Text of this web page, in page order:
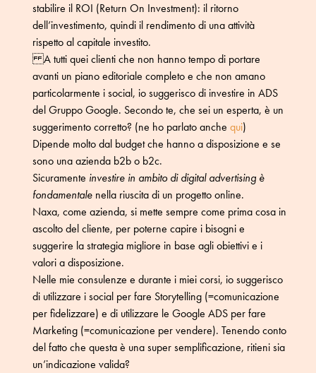
stabilire il ROI (Return On Investment): il ritorno
dell’investimento, quindi il rendimento di una attività
rispetto al capitale investito.
A tutti quei clienti che non hanno tempo di portare
avanti un piano editoriale completo e che non amano
particolarmente i social, io suggerisco di investire in ADS
del Gruppo Google. Secondo te, che sei un esperta, è un
suggerimento corretto? (ne ho parlato anche qui)
Dipende molto dal budget che hanno a disposizione e se
sono una azienda b2b o b2c.
Sicuramente investire in ambito di digital advertising è
fondamentalenella riuscita di un progetto online.
Naxa, come azienda, si mette sempre come prima cosa in
ascolto del cliente, per poterne capire i bisogni e
suggerire la strategia migliore in base agli obiettivi e i
valori a disposizione.
Nelle mie consulenze e durante i miei corsi, io suggerisco
di utilizzare i social per fare Storytelling (=comunicazione
per fidelizzare) e di utilizzare le Google ADS per fare
Marketing (=comunicazione per vendere). Tenendo conto
del fatto che questa è una super semplificazione, ritieni sia
un’indicazione valida?